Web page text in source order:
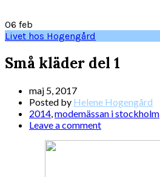
06 feb
Livet hos Hogengård
Små kläder del 1
maj 5, 2017
Posted by Helene Hogengård
2014,modemässan i stockholm
Leave a comment